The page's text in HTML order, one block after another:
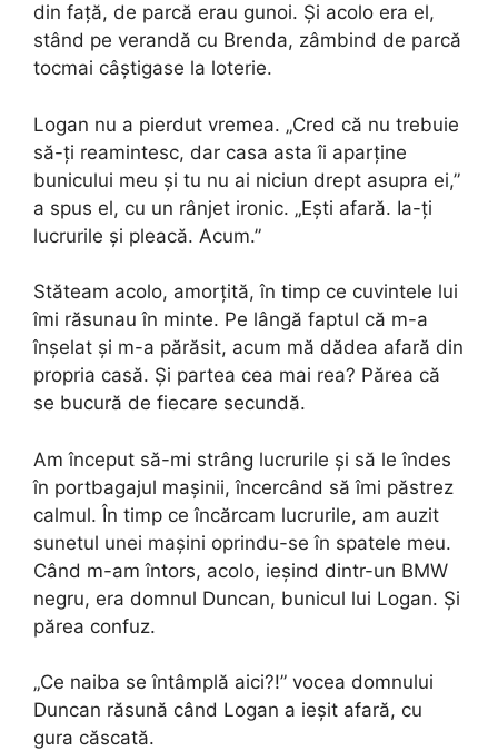
din față, de parcă erau gunoi. Și acolo era el,
stând pe verandă cu Brenda, zâmbind de parcă
tocmai câștigase la loterie.
Logan nu a pierdut vremea. „Cred că nu trebuie
să-ți reamintesc, dar casa asta îi aparține
bunicului meu și tu nu ai niciun drept asupra ei,”
a spus el, cu un rânjet ironic. „Ești afară. Ia-ți
lucrurile și pleacă. Acum.”
Stăteam acolo, amorțită, în timp ce cuvintele lui
îmi răsunau în minte. Pe lângă faptul că m-a
înșelat și m-a părăsit, acum mă dădea afară din
propria casă. Și partea cea mai rea? Părea că
se bucură de fiecare secundă.
Am început să-mi strâng lucrurile și să le îndes
în portbagajul mașinii, încercând să îmi păstrez
calmul. În timp ce încărcam lucrurile, am auzit
sunetul unei mașini oprindu-se în spatele meu.
Când m-am întors, acolo, ieșind dintr-un BMW
negru, era domnul Duncan, bunicul lui Logan. Și
părea confuz.
„Ce naiba se întâmplă aici?!” vocea domnului
Duncan răsună când Logan a ieșit afară, cu
gura căscată.